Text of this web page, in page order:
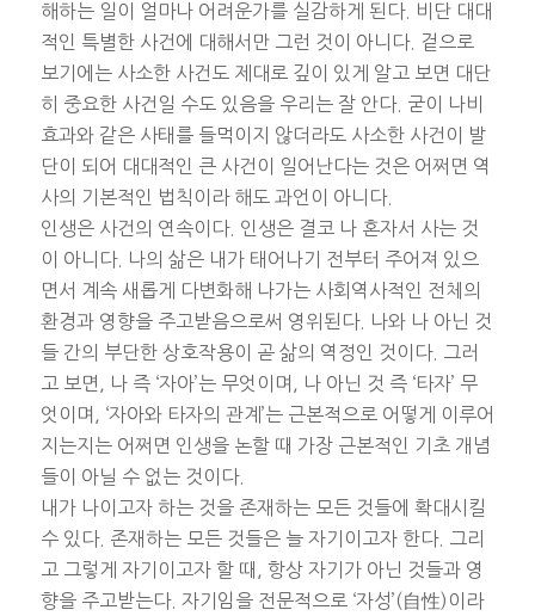
해하는 일이 얼마나 어려운가를 실감하게 된다. 비단 대대
적인 특별한 사건에 대해서만 그런 것이 아니다. 겉으로
보기에는 사소한 사건도 제대로 깊이 있게 알고 보면 대단
히 중요한 사건일 수도 있음을 우리는 잘 안다. 굳이 나비
효과와 같은 사태를 들먹이지 않더라도 사소한 사건이 발
단이 되어 대대적인 큰 사건이 일어난다는 것은 어쩌면 역
사의 기본적인 법칙이라 해도 과언이 아니다.
인생은 사건의 연속이다. 인생은 결코 나 혼자서 사는 것
이 아니다. 나의 삶은 내가 태어나기 전부터 주어져 있으
면서 계속 새롭게 다변화해 나가는 사회역사적인 전체의
환경과 영향을 주고받음으로써 영위된다. 나와 나 아닌 것
들 간의 부단한 상호작용이 곧 삶의 역정인 것이다. 그러
고 보면, 나 즉 ‘자아’는 무엇이며, 나 아닌 것 즉 ‘타자’ 무
엇이며, ‘자아와 타자의 관계’는 근본적으로 어떻게 이루어
지는지는 어쩌면 인생을 논할 때 가장 근본적인 기초 개념
들이 아닐 수 없는 것이다.
내가 나이고자 하는 것을 존재하는 모든 것들에 확대시킬
수 있다. 존재하는 모든 것들은 늘 자기이고자 한다. 그리
고 그렇게 자기이고자 할 때, 항상 자기가 아닌 것들과 영
향을 주고받는다. 자기임을 전문적으로 ‘자성’(自性)이라